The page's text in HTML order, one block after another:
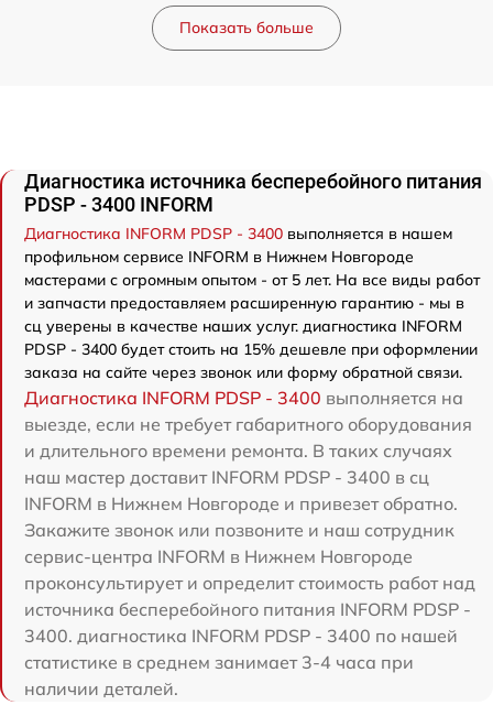
Показать больше
Диагностика источника бесперебойного питания
PDSP - 3400 INFORM
Диагностика INFORM PDSP - 3400 выполняется в нашем
профильном сервисе INFORM в Нижнем Новгороде
мастерами с огромным опытом - от 5 лет. На все виды работ
и запчасти предоставляем расширенную гарантию - мы в
сц уверены в качестве наших услуг. диагностика INFORM
PDSP - 3400 будет стоить на 15% дешевле при оформлении
заказа на сайте через звонок или форму обратной связи.
Диагностика INFORM PDSP - 3400 выполняется на
выезде, если не требует габаритного оборудования
и длительного времени ремонта. В таких случаях
наш мастер доставит INFORM PDSP - 3400 в сц
INFORM в Нижнем Новгороде и привезет обратно.
Закажите звонок или позвоните и наш сотрудник
сервис-центра INFORM в Нижнем Новгороде
проконсультирует и определит стоимость работ над
источника бесперебойного питания INFORM PDSP -
3400. диагностика INFORM PDSP - 3400 по нашей
статистике в среднем занимает 3-4 часа при
наличии деталей.